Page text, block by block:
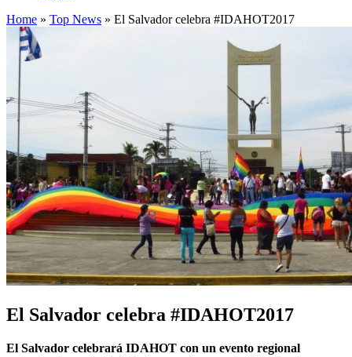
Home » Top News » El Salvador celebra #IDAHOT2017
El Salvador celebra #IDAHOT2017
El Salvador celebrará IDAHOT con un evento regional